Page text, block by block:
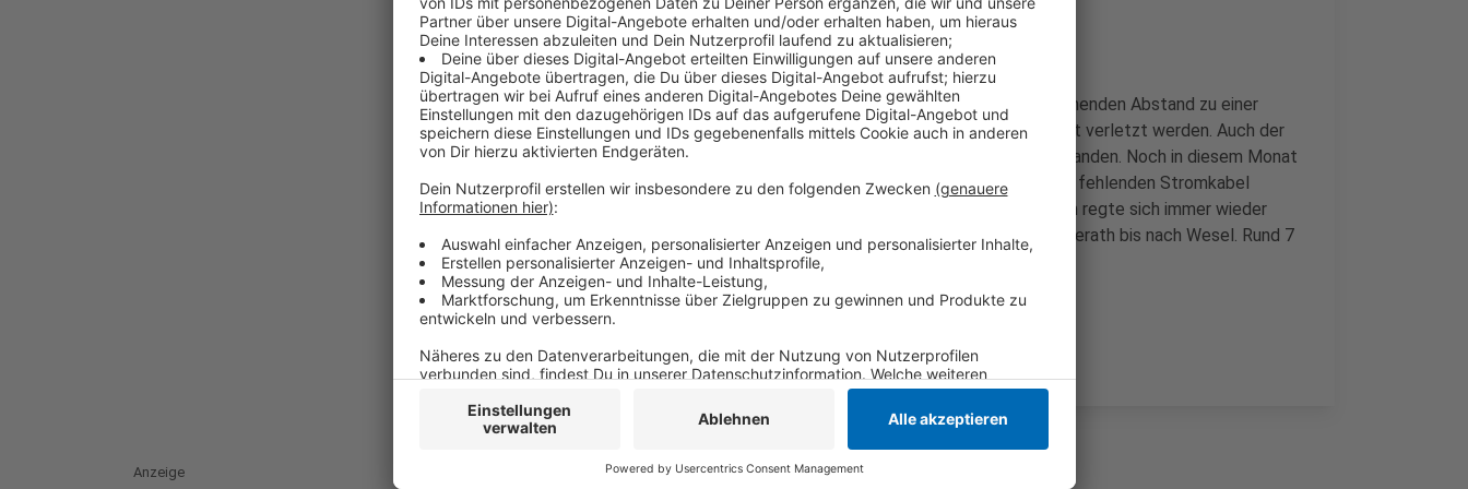
Anzeige
Die Stadt Krefeld hatte Verfahrensfehler und einen nicht ausreichenden Abstand zu einer
Wohnsiedlung bemängelt. Die Rechte der Stadt würden aber nicht verletzt werden. Auch der
Verlauf der Stromtrasse ist aus Sicht der Richter nicht zu beanstanden. Noch in diesem Monat
will Amprion die letzten drei Strommasten aufbauen und die noch fehlenden Stromkabel
montieren. Die Bauarbeiten waren schon 2012 gestartet. Seitdem regte sich immer wieder
Widerstand in Krefeld. Die Stromtrasse führt von Meerbusch-Osterath bis nach Wesel. Rund 7
Kilometer davon führen über Krefelder Gebiet.
Anzeige
Anzeige